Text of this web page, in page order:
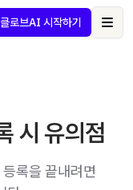
클로브AI 시작하기
시 유의점
록을 끝내려면